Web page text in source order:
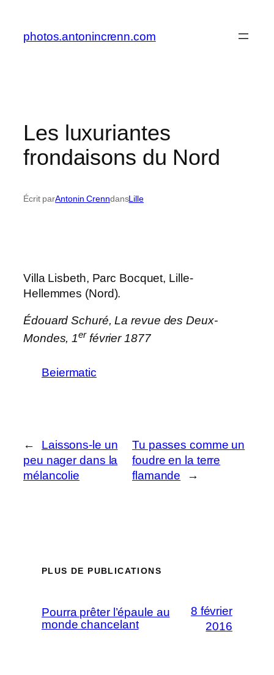
contenu
photos.antonincrenn.com
Les luxuriantes
frondaisons du Nord
Écrit parAntonin CrenndansLille
Villa Lisbeth, Parc Bocquet, Lille-
Hellemmes (Nord).
Édouard Schuré,La revue des Deux-
Mondes, 1erfévrier 1877
Beiermatic
←
Laissons-le un
peu nager dans la
mélancolie
Tu passes comme un
foudre en la terre
flamande
→
PLUS DE PUBLICATIONS
Pourra prêter l’épaule au
monde chancelant
8 février
2016